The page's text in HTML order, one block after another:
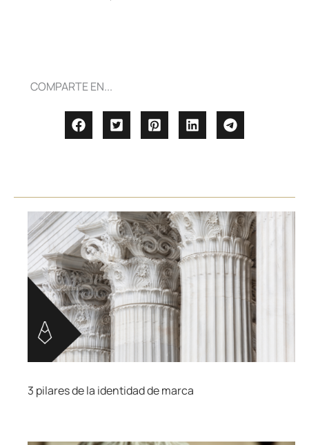
COMPARTE EN...
3 pilares de la identidad de marca